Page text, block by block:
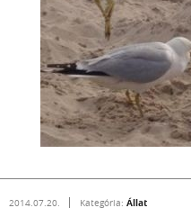
2014.07.20. Kategória: Állat